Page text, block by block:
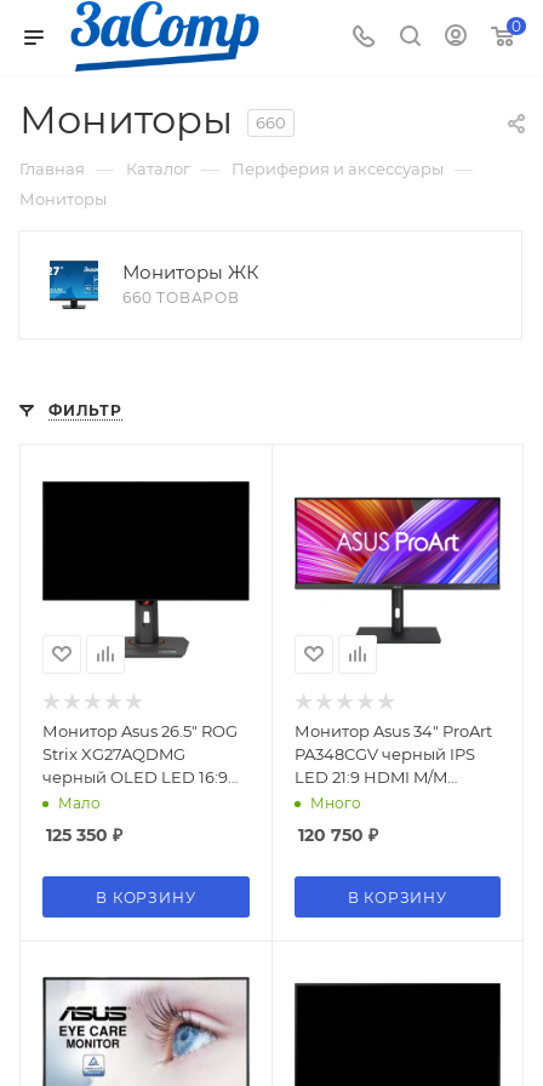
0
Мониторы 660
Главная — Каталог — Периферия и аксессуары —
Мониторы
Мониторы ЖК
660 ТОВАРОВ
ФИЛЬТР
Монитор Asus 26.5" ROG
Strix XG27AQDMG
черный OLED LED 16:9
HDMI глянцевая HAS Piv
2560x1440 240Hz G-Sync
USB 6.7кг
Мало
125 350 ₽
В КОРЗИНУ
Монитор Asus 34" ProArt
PA348CGV черный IPS
LED 21:9 HDMI M/M
матовая HAS Piv 400cd
120Hz FreeSync Premium
Много
120 750 ₽
В КОРЗИНУ